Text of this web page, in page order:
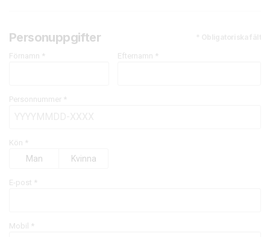
Personuppgifter
Förnamn * Efternamn *
Personnummer *
Kön *
Man Kvinna
E-post *
Mobil *